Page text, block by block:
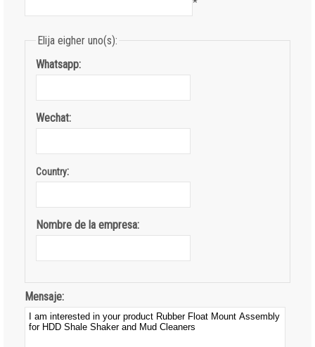
Elija eigher uno(s):
Whatsapp:
Wechat:
Country:
Nombre de la empresa:
Mensaje: